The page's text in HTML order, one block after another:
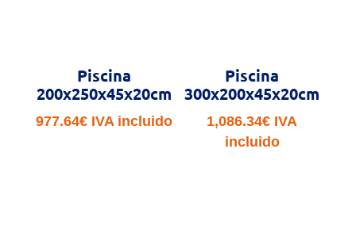
Piscina
200x250x45x20cm
977.64€ IVA incluido
Piscina
300x200x45x20cm
1,086.34€ IVA
incluido